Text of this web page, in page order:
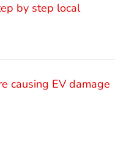
by step local
causing EV damage